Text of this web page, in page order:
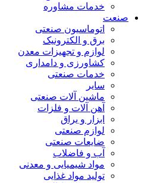
خدمات مشاوره
صنعت
اتوماسیون صنعتی
برق و الکترونیک
لوازم و تجهیزات معدن
کشاورزی و دامداری
خدمات صنعتی
سایر
ماشین آلات صنعتی
آهن آلات و فلزات
ابزار و یراق
لوازم صنعتی
ضایعات صنعتی
آب و فاضلاب
مواد شیمیایی و معدنی
تولید مواد غذایی